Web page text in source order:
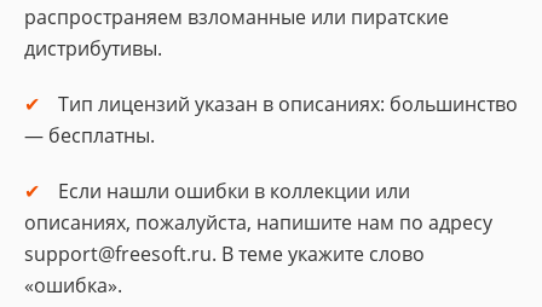
распространяем взломанные или пиратские
дистрибутивы.
Тип лицензий указан в описаниях: большинство
— бесплатны.
Если нашли ошибки в коллекции или
описаниях, пожалуйста, напишите нам по адресу
support@freesoft.ru. В теме укажите слово
«ошибка».